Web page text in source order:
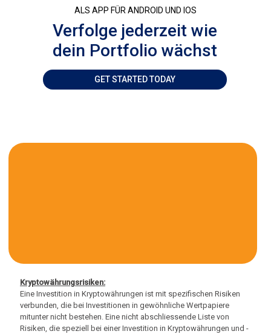
Verfolge jederzeit wie
dein Portfolio wächst
ALS APP FÜR ANDROID UND IOS
GET STARTED TODAY
Kryptowährungsrisiken:
Eine Investition in Kryptowährungen ist mit spezifischen Risiken
verbunden, die bei Investitionen in gewöhnliche Wertpapiere
mitunter nicht bestehen. Eine nicht abschliessende Liste von
Risiken, die speziell bei einer Investition in Kryptowährungen und -